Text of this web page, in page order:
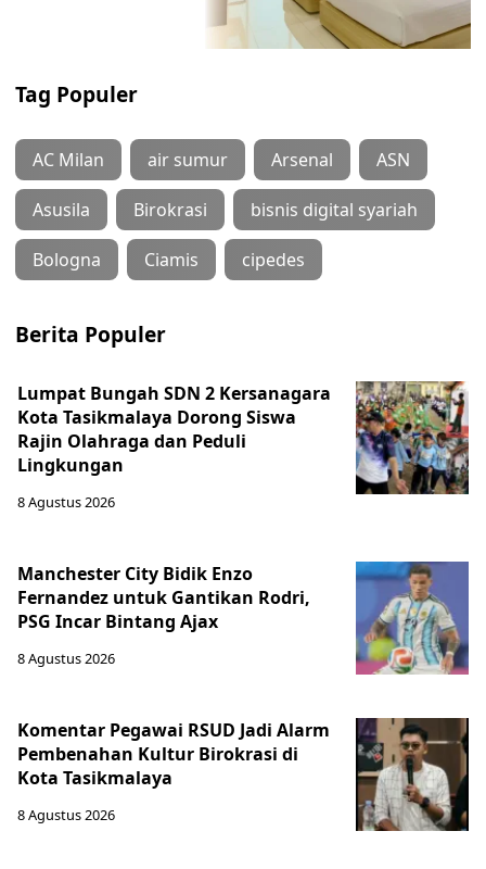
Tag Populer
AC Milan air sumur Arsenal ASN
Asusila Birokrasi bisnis digital syariah
Bologna Ciamis cipedes
Berita Populer
Lumpat Bungah SDN 2 Kersanagara
Kota Tasikmalaya Dorong Siswa
Rajin Olahraga dan Peduli
Lingkungan
8 Agustus 2026
Manchester City Bidik Enzo
Fernandez untuk Gantikan Rodri,
PSG Incar Bintang Ajax
8 Agustus 2026
Komentar Pegawai RSUD Jadi Alarm
Pembenahan Kultur Birokrasi di
Kota Tasikmalaya
8 Agustus 2026